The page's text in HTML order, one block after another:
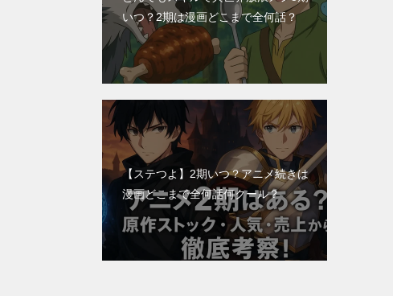
いつ？2期は漫画どこまで全何話？
【ステつよ】2期いつ？アニメ続きは
漫画どこまで全何話何クール？